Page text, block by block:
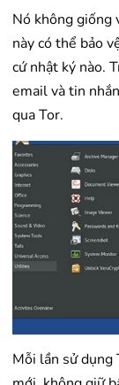
Nó không giống
này có thể bảo
cứ nhật ký nào.
email và tin
qua Tor.
Mỗi lần sử dụng